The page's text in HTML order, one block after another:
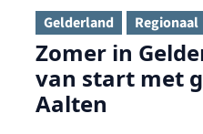
Gelderland Regionaal
Zomer in
van start met
Aalten